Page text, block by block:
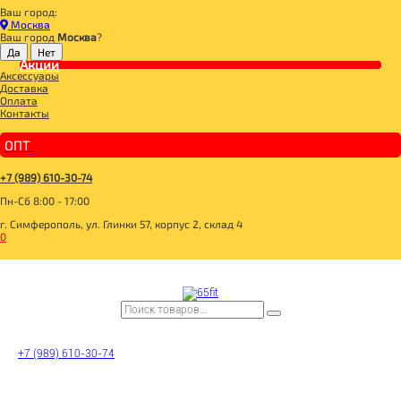
Ваш город:
Москва
Ваш город Москва?
Акции
Аксессуары
Доставка
Оплата
Контакты
ОПТ
+7 (989) 610-30-74
Пн-Сб 8:00 - 17:00
г. Симферополь, ул. Глинки 57, корпус 2, склад 4
0
+7 (989) 610-30-74
Главная
ДЛЯ ЗДОРОВОГО ПИТАНИЯ
СЛАДОСТИ И СНЕКИ
ДЖЕМЫ, ВАРЕНЬЕ
Di&Di Джем брусничный без сахара, горячего розлива 300г